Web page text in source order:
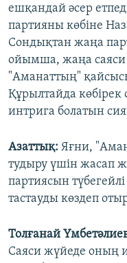
ешқандай әсер
партияны көбіне
Сондықтан жаңа
ойымша, жаңа саяси
"Аманаттың"
Құрылтайда
интрига болатын
Азаттық: Яғни,
тудыру үшін жасап
партиясын
тастауды көздеп
Толғанай
Саяси жүйеде оның